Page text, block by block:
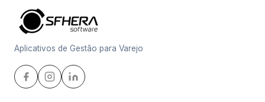
Aplicativos de Gestão para Varejo